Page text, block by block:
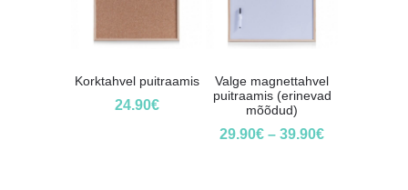
Korktahvel puitraamis
24.90€
Valge magnettahvel
puitraamis (erinevad
mõõdud)
29.90€ –39.90€